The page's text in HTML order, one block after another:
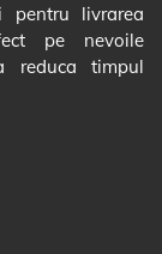
pentru livrarea
pe nevoile
reduca timpul